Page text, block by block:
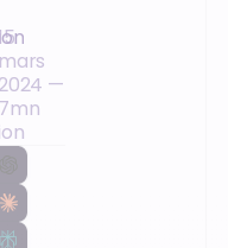
mars
2024 —
7mn